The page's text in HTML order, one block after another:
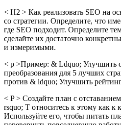
< H2 > Как реализовать SEO на
со стратегии. Определите, что
где SEO подходит. Определите
сделайте их достаточно
и измеримыми.
< p >Пример: & Ldquo; Улучшить
преобразования для 5 лучших
против & ldquo; Улучшить
< P > Создайте план с
rsquo; T относитесь к этому как к
Используйте его, чтобы питать